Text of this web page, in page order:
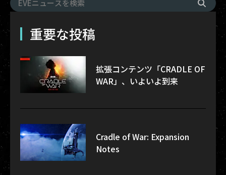
重要な投稿
拡張コンテンツ「CRADLE OF
WAR」、いよいよ到来
Cradle of War: Expansion
Notes